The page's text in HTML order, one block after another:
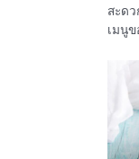
สะด
เมนูข